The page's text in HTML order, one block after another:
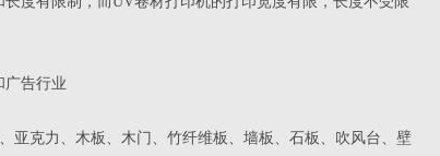
广告行业
亚克力、木板、木门、竹纤维板、墙板、石板、吹风台、壁